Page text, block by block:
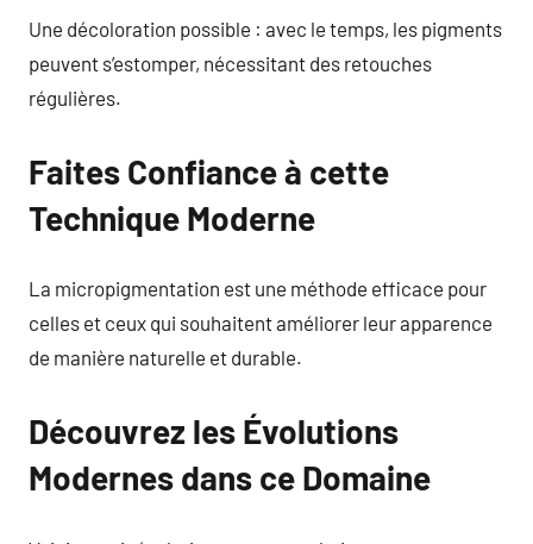
Une décoloration possible : avec le temps, les pigments
peuvent s’estomper, nécessitant des retouches
régulières.
Faites Confiance à cette
Technique Moderne
La micropigmentation est une méthode efficace pour
celles et ceux qui souhaitent améliorer leur apparence
de manière naturelle et durable.
Découvrez les Évolutions
Modernes dans ce Domaine